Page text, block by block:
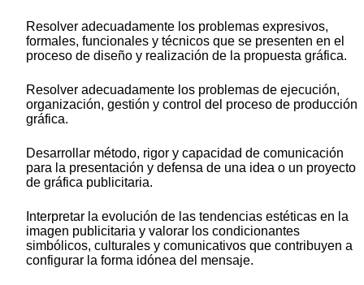
Resolver adecuadamente los problemas expresivos,
formales, funcionales y técnicos que se presenten en el
proceso de diseño y realización de la propuesta gráfica.
Resolver adecuadamente los problemas de ejecución,
organización, gestión y control del proceso de producción
gráfica.
Desarrollar método, rigor y capacidad de comunicación
para la presentación y defensa de una idea o un proyecto
de gráfica publicitaria.
Interpretar la evolución de las tendencias estéticas en la
imagen publicitaria y valorar los condicionantes
simbólicos, culturales y comunicativos que contribuyen a
configurar la forma idónea del mensaje.